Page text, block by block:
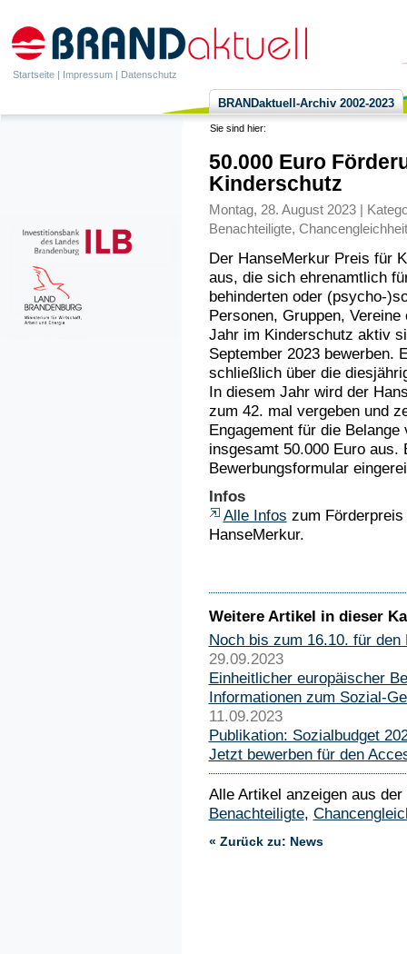
Startseite | Impressum | Datenschutz
BRANDaktuell-Archiv 2002-2023
Sie sind hier:
50.000 Euro
Kinderschutz
Montag, 28. August 2023 |
Benachteiligte, Chancengleichheit
Der HanseMerkur Preis für
aus, die sich ehrenamtlich
behinderten oder (psycho-
Personen, Gruppen,
Jahr im Kinderschutz aktiv
September 2023 bewerben.
schließlich über die
In diesem Jahr wird der
zum 42. mal vergeben und
Engagement für die
insgesamt 50.000 Euro aus.
Bewerbungsformular
Infos
Alle Infos zum
HanseMerkur.
Weitere Artikel in dieser
Noch bis zum 16.10. für
29.09.2023
Einheitlicher europäischer
Informationen zum Sozial-
11.09.2023
Publikation: Sozialbudget
Jetzt bewerben für den
Alle Artikel anzeigen aus
Benachteiligte,
« Zurück zu: News